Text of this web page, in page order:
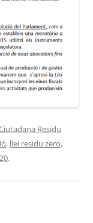
Residu
, llei residu zero,
.